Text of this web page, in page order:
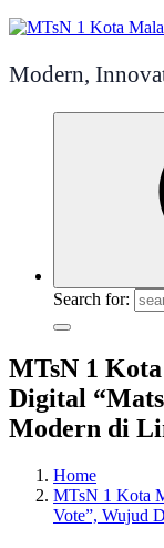
Modern,
Search for:
MTsN 1
Digital
Modern di
Home
MTsN 1 Kota
Vote”, Wujud